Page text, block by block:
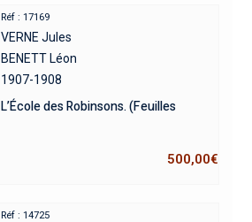
Réf : 17169
VERNE Jules
BENETT Léon
1907-1908
L’École des Robinsons. (Feuilles
500,00€
Réf : 14725